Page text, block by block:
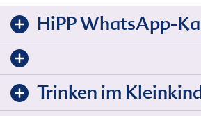
HiPP WhatsApp-
Trinken im